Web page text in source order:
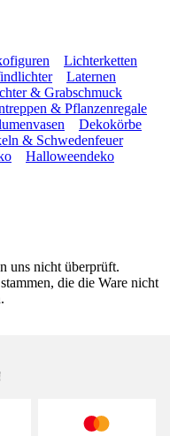
Lichterketten
Laternen
& Grabschmuck
& Pflanzenregale
Dekokörbe
& Schwedenfeuer
Halloweendeko
uns nicht überprüft.
die die Ware nicht